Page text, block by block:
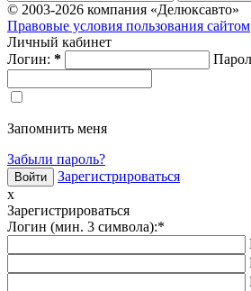
© 2003-2026 компания «Делюксавто»
Правовые условия пользования сайтом
Личный кабинет
Логин: *
Запомнить меня
Забыли пароль?
Зарегистрироваться
x
Зарегистрироваться
Логин (мин. 3 символа):*